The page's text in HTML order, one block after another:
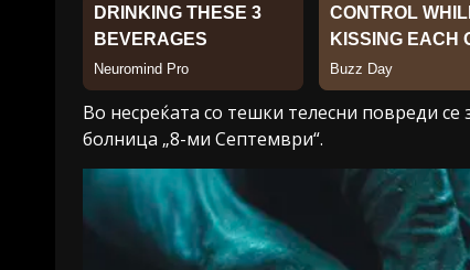
Во несреќата со тешки телесни повреди
болница „8-ми Септември“.